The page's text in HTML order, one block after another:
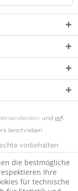
Versandkosten und ggf.
beschrieben
vorbehalten
die bestmögliche
Ihre
für technische